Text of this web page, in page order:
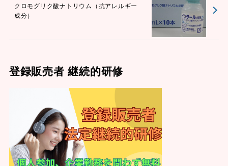
クロモグリク酸ナトリウム（抗アレルギー
成分）
登録販売者 継続的研修